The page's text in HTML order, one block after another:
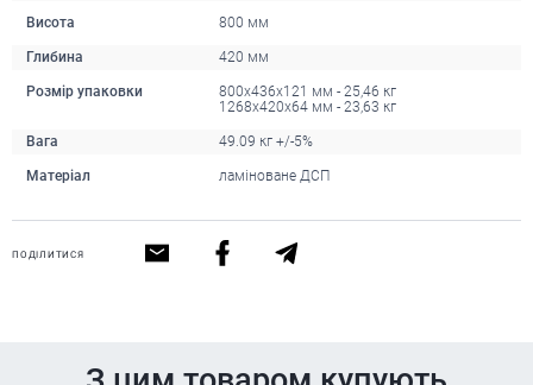
Висота 800 мм
Глибина 420 мм
Розмір упаковки
800х436х121 мм - 25,46 кг
1268х420х64 мм - 23,63 кг
Вага 49.09 кг +/-5%
Матеріал ламіноване ДСП
ПОДІЛИТИСЯ